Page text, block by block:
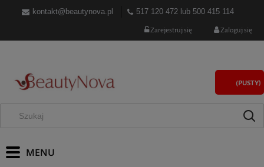
kontakt@beautynova.pl 517 120 472 lub 500 415 114
Zarejestruj się Zaloguj się
(PUSTY)